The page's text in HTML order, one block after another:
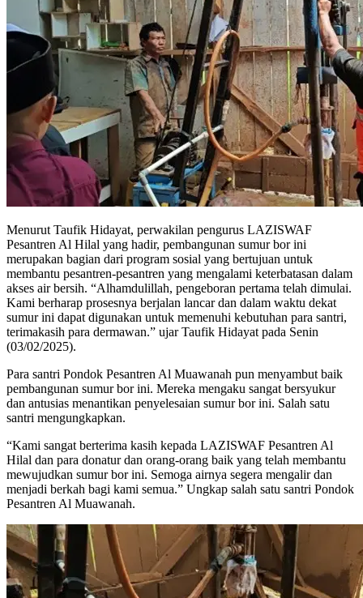
Menurut Taufik Hidayat, perwakilan pengurus LAZISWAF
Pesantren Al Hilal yang hadir, pembangunan sumur bor ini
merupakan bagian dari program sosial yang bertujuan untuk
membantu pesantren-pesantren yang mengalami keterbatasan dalam
akses air bersih. “Alhamdulillah, pengeboran pertama telah dimulai.
Kami berharap prosesnya berjalan lancar dan dalam waktu dekat
sumur ini dapat digunakan untuk memenuhi kebutuhan para santri,
terimakasih para dermawan.” ujar Taufik Hidayat pada Senin
(03/02/2025).
Para santri Pondok Pesantren Al Muawanah pun menyambut baik
pembangunan sumur bor ini. Mereka mengaku sangat bersyukur
dan antusias menantikan penyelesaian sumur bor ini. Salah satu
santri mengungkapkan.
“Kami sangat berterima kasih kepada LAZISWAF Pesantren Al
Hilal dan para donatur dan orang-orang baik yang telah membantu
mewujudkan sumur bor ini. Semoga airnya segera mengalir dan
menjadi berkah bagi kami semua.” Ungkap salah satu santri Pondok
Pesantren Al Muawanah.